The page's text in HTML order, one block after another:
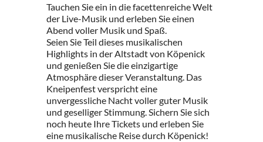
Tauchen Sie ein in die facettenreiche Welt
der Live-Musik und erleben Sie einen
Abend voller Musik und Spaß.
Seien Sie Teil dieses musikalischen
Highlights in der Altstadt von Köpenick
und genießen Sie die einzigartige
Atmosphäre dieser Veranstaltung. Das
Kneipenfest verspricht eine
unvergessliche Nacht voller guter Musik
und geselliger Stimmung. Sichern Sie sich
noch heute Ihre Tickets und erleben Sie
eine musikalische Reise durch Köpenick!